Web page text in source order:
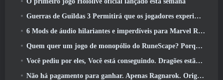
Guerras de Guildas 3 Permitirá que os jogadores experimentem o mundo de Tyria antes que os Elder Dragons acordem
6 Mods de áudio hilariantes e imperdíveis para Marvel Rivals
Quem quer um jogo de monopólio do RuneScape? Porque um está a caminho
Você pediu por eles, Você está conseguindo. Dragões estão chegando a Albion Online
Não há pagamento para ganhar. Apenas Ragnarok. Origin Classic é lançado em julho 23